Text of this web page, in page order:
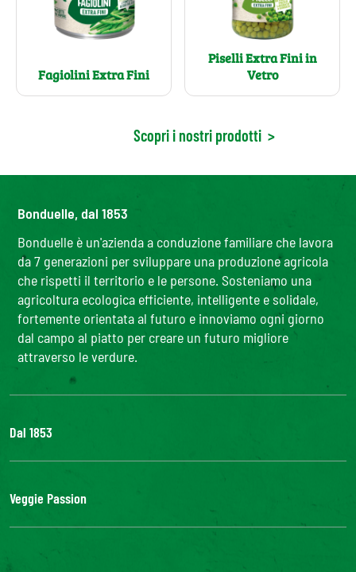
Fagiolini Extra Fini
Piselli Extra Fini in
Vetro
Scopri i nostri prodotti >
Bonduelle, dal 1853
Bonduelle è un'azienda a conduzione familiare che lavora
da 7 generazioni per sviluppare una produzione agricola
che rispetti il territorio e le persone. Sosteniamo una
agricoltura ecologica efficiente, intelligente e solidale,
fortemente orientata al futuro e innoviamo ogni giorno
dal campo al piatto per creare un futuro migliore
attraverso le verdure.
Dal 1853
Il Gruppo
La nostra filiera
Lavora con noi
Veggie Passion
l'ABC delle verdure